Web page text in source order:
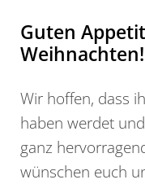
Guten
Weihnachten!
Wir hoffen, dass
haben werdet
ganz
wünschen euch